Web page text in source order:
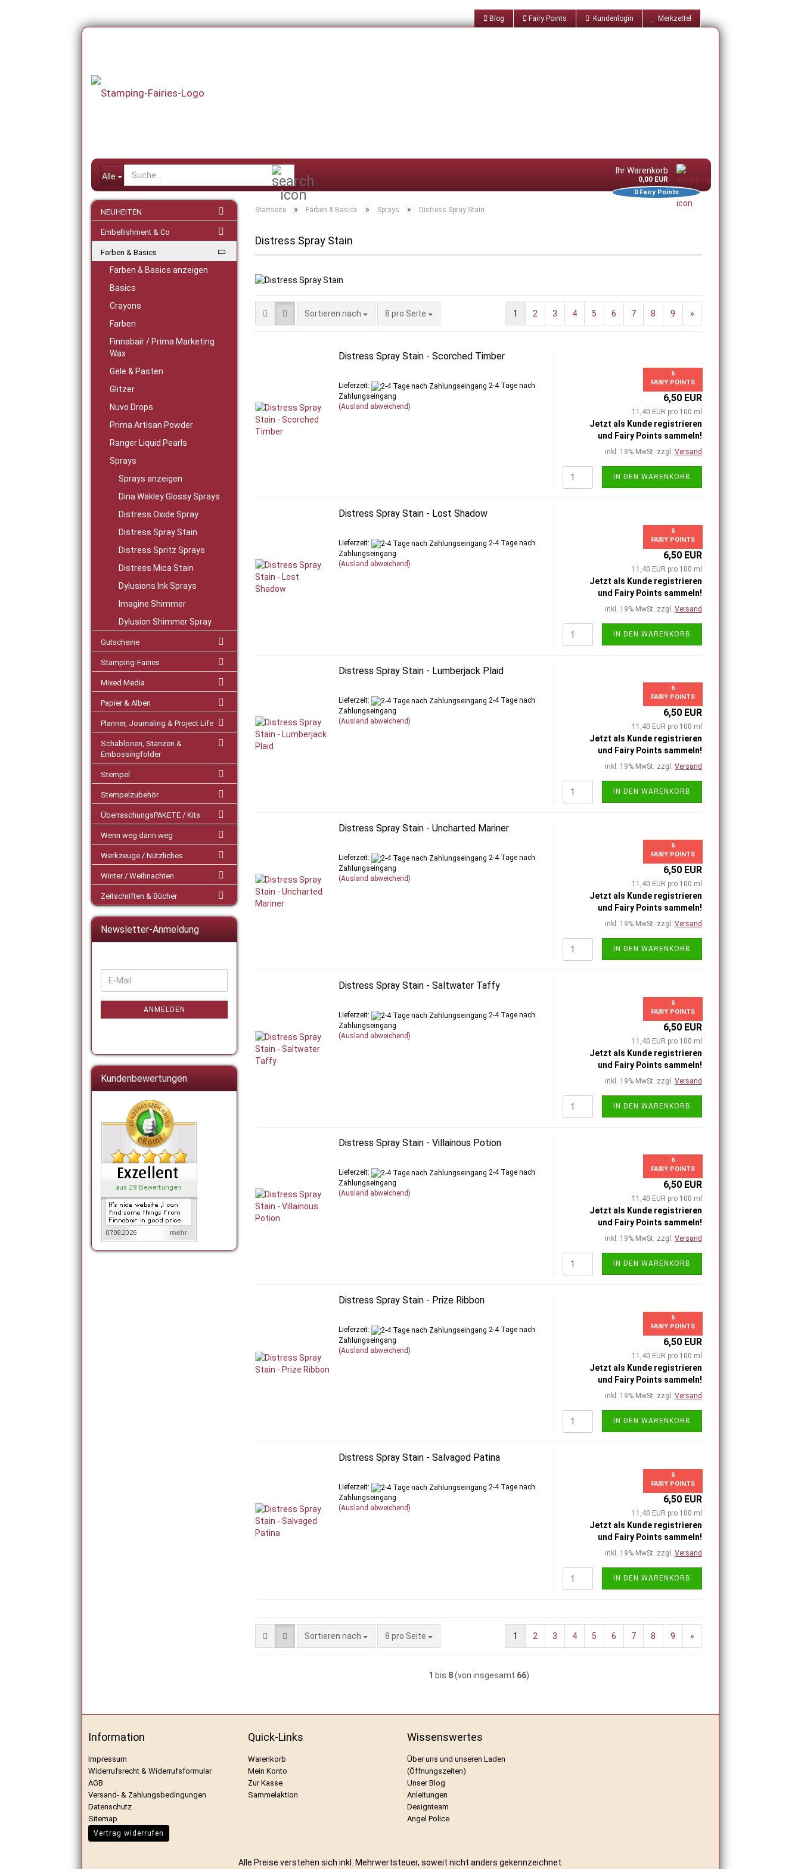
Blog Fairy Points Kundenlogin Merkzettel
Alle
Ihr Warenkorb
0,00 EUR
0Fairy Points
Startseite » Farben & Basics » Sprays » Distress Spray Stain
Distress Spray Stain
Sortieren nach
Sortieren nach 8 pro Seite
pro Seite 1 2 3 4 5 6 7 8 9 »
Distress Spray Stain - Scorched Timber
Lieferzeit:
2-4 Tage nach
Zahlungseingang
(Ausland abweichend)
6
FAIRY POINTS
6,50 EUR
11,40 EUR pro 100 ml
Jetzt als Kunde registrieren
und Fairy Points sammeln!
inkl. 19% MwSt. zzgl. Versand
IN DEN WARENKORB
Distress Spray Stain - Lost Shadow
Lieferzeit:
2-4 Tage nach
Zahlungseingang
(Ausland abweichend)
6
FAIRY POINTS
6,50 EUR
11,40 EUR pro 100 ml
Jetzt als Kunde registrieren
und Fairy Points sammeln!
inkl. 19% MwSt. zzgl. Versand
IN DEN WARENKORB
Distress Spray Stain - Lumberjack Plaid
Lieferzeit:
2-4 Tage nach
Zahlungseingang
(Ausland abweichend)
6
FAIRY POINTS
6,50 EUR
11,40 EUR pro 100 ml
Jetzt als Kunde registrieren
und Fairy Points sammeln!
inkl. 19% MwSt. zzgl. Versand
IN DEN WARENKORB
Distress Spray Stain - Uncharted Mariner
Lieferzeit:
2-4 Tage nach
Zahlungseingang
(Ausland abweichend)
6
FAIRY POINTS
6,50 EUR
11,40 EUR pro 100 ml
Jetzt als Kunde registrieren
und Fairy Points sammeln!
inkl. 19% MwSt. zzgl. Versand
IN DEN WARENKORB
Distress Spray Stain - Saltwater Taffy
Lieferzeit:
2-4 Tage nach
Zahlungseingang
(Ausland abweichend)
6
FAIRY POINTS
6,50 EUR
11,40 EUR pro 100 ml
Jetzt als Kunde registrieren
und Fairy Points sammeln!
inkl. 19% MwSt. zzgl. Versand
IN DEN WARENKORB
Distress Spray Stain - Villainous Potion
Lieferzeit:
2-4 Tage nach
Zahlungseingang
(Ausland abweichend)
6
FAIRY POINTS
6,50 EUR
11,40 EUR pro 100 ml
Jetzt als Kunde registrieren
und Fairy Points sammeln!
inkl. 19% MwSt. zzgl. Versand
IN DEN WARENKORB
Distress Spray Stain - Prize Ribbon
Lieferzeit:
2-4 Tage nach
Zahlungseingang
(Ausland abweichend)
6
FAIRY POINTS
6,50 EUR
11,40 EUR pro 100 ml
Jetzt als Kunde registrieren
und Fairy Points sammeln!
inkl. 19% MwSt. zzgl. Versand
IN DEN WARENKORB
Distress Spray Stain - Salvaged Patina
Lieferzeit:
2-4 Tage nach
Zahlungseingang
(Ausland abweichend)
6
FAIRY POINTS
6,50 EUR
11,40 EUR pro 100 ml
Jetzt als Kunde registrieren
und Fairy Points sammeln!
inkl. 19% MwSt. zzgl. Versand
IN DEN WARENKORB
Sortieren nach
Sortieren nach 8 pro Seite
pro Seite 1 2 3 4 5 6 7 8 9 »
1 bis 8(von insgesamt 66)
NEUHEITEN
Embellishment & Co
Farben & Basics
Farben & Basics anzeigen
Basics
Crayons
Farben
Finnabair / Prima Marketing
Wax
Gele & Pasten
Glitzer
Nuvo Drops
Prima Artisan Powder
Ranger Liquid Pearls
Sprays
Sprays anzeigen
Dina Wakley Glossy Sprays
Distress Oxide Spray
Distress Spray Stain
Distress Spritz Sprays
Distress Mica Stain
Dylusions Ink Sprays
Imagine Shimmer
Dylusion Shimmer Spray
Gutscheine
Stamping-Fairies
Mixed Media
Papier & Alben
Planner, Journaling & Project Life
Schablonen, Stanzen &
Embossingfolder
Stempel
Stempelzubehör
ÜberraschungsPAKETE / Kits
Wenn weg dann weg
Werkzeuge / Nützliches
Winter / Weihnachten
Zeitschriften & Bücher
Newsletter-Anmeldung
ZUR
ANMELDUNG
E-
Mail
ANMELDEN
Kundenbewertungen
Information
Impressum
Widerrufsrecht & Widerrufsformular
AGB
Versand- & Zahlungsbedingungen
Datenschutz
Sitemap
Vertrag widerrufen
Quick-Links
Warenkorb
Mein Konto
Zur Kasse
Sammelaktion
Wissenswertes
Über uns und unseren Laden
(Öffnungszeiten)
Unser Blog
Anleitungen
Designteam
Angel Police
Alle Preise verstehen sich inkl. Mehrwertsteuer, soweit nicht anders gekennzeichnet.